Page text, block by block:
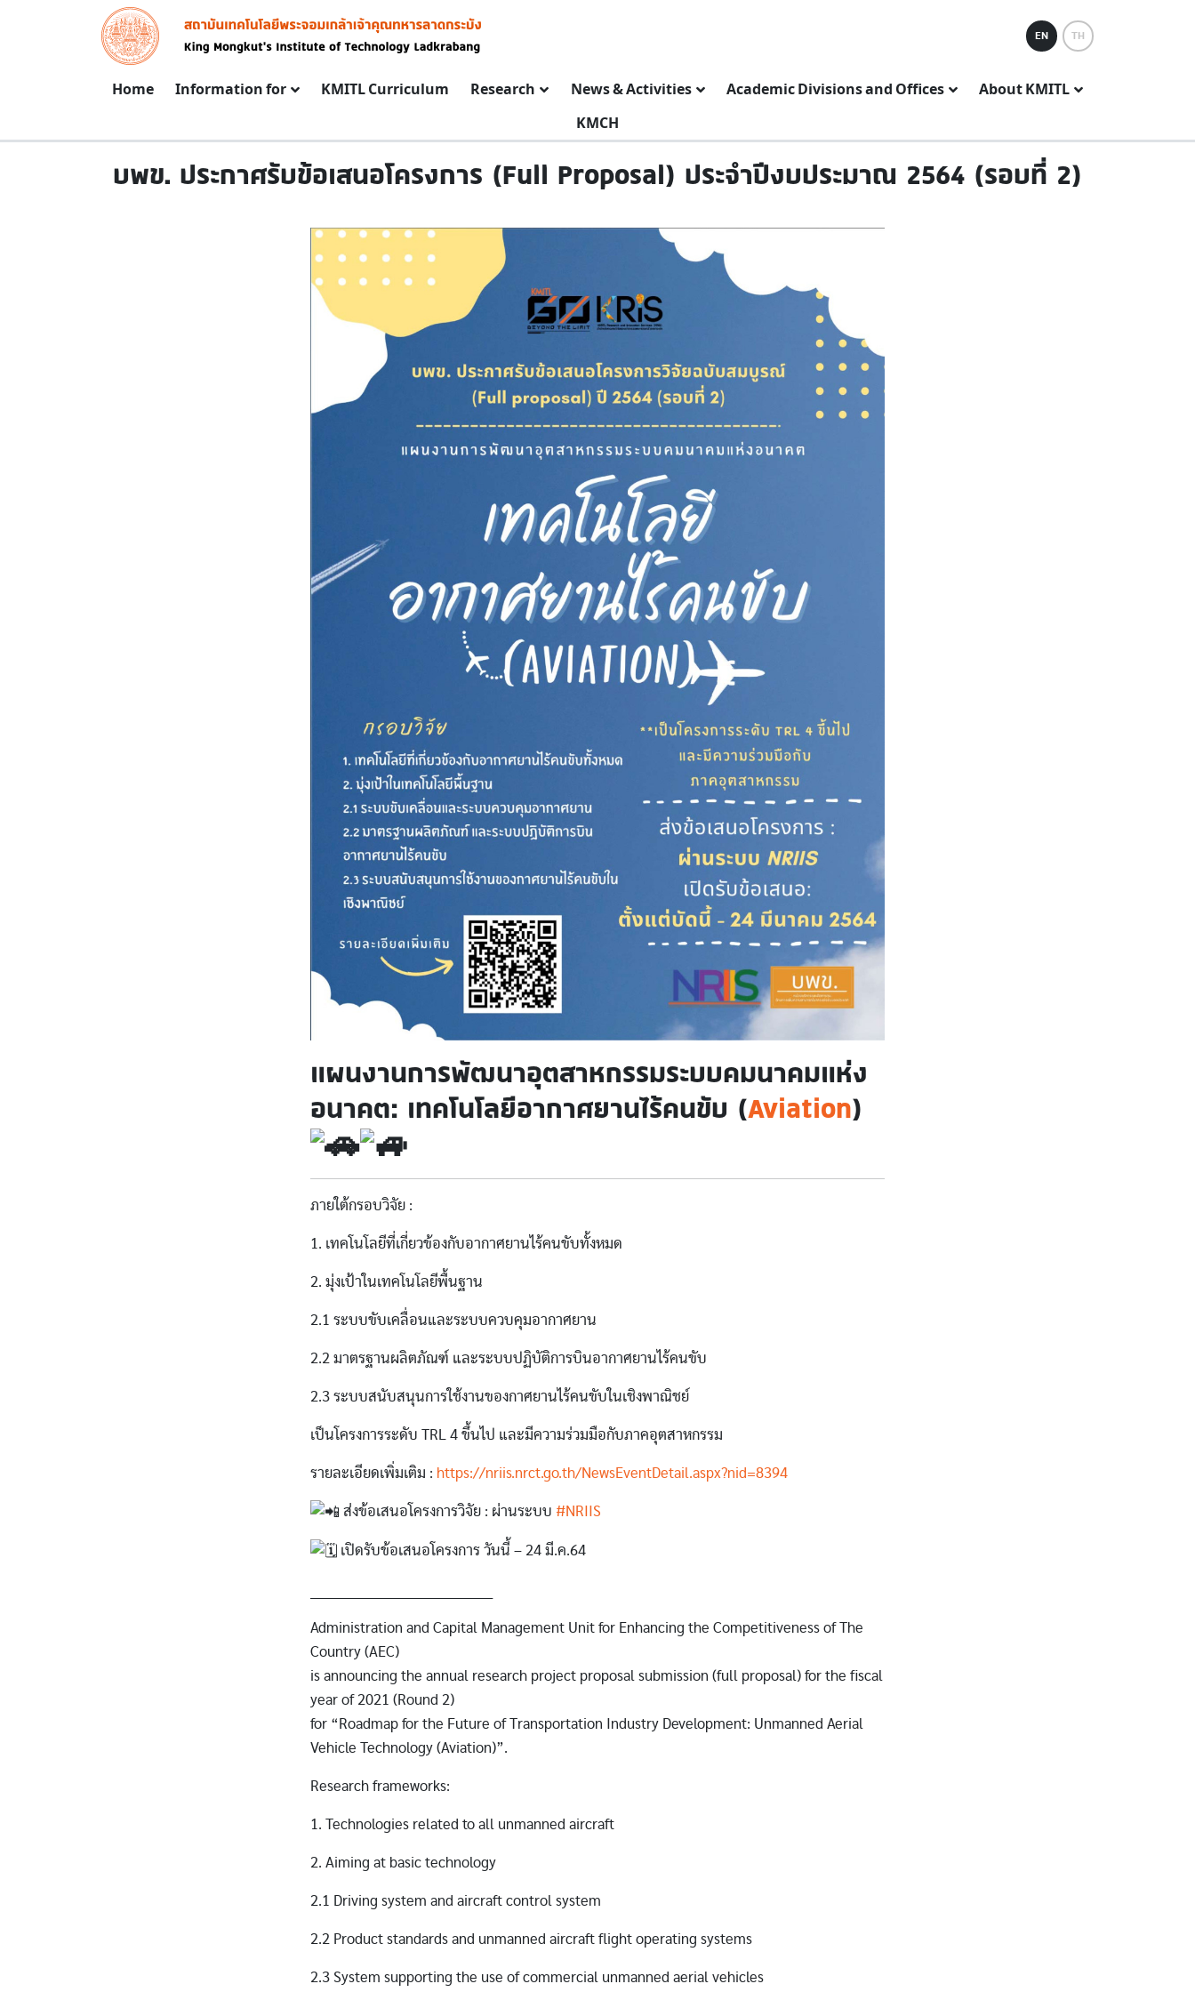
Skip to main content
Image
EN TH
Main navigation
Home Information for KMITL Curriculum Research News & Activities Academic Divisions and Offices
About KMITL
KMCH
บพข. ประกาศรับข้อเสนอโครงการ (Full Proposal) ประจำปีงบประมาณ 2564 (รอบที่ 2)
แผนงานการพัฒนาอุตสาหกรรมระบบคมนาคมแห่ง
อนาคต: เทคโนโลยีอากาศยานไร้คนขับ (Aviation)
ภายใต้กรอบวิจัย :
1. เทคโนโลยีที่เกี่ยวข้องกับอากาศยานไร้คนขับทั้งหมด
2. มุ่งเป้าในเทคโนโลยีพื้นฐาน
2.1 ระบบขับเคลื่อนและระบบควบคุมอากาศยาน
2.2 มาตรฐานผลิตภัณฑ์ และระบบปฏิบัติการบินอากาศยานไร้คนขับ
2.3 ระบบสนับสนุนการใช้งานของกาศยานไร้คนขับในเชิงพาณิชย์
เป็นโครงการระดับ TRL 4 ขึ้นไป และมีความร่วมมือกับภาคอุตสาหกรรม
รายละเอียดเพิ่มเติม : https://nriis.nrct.go.th/NewsEventDetail.aspx?nid=8394
ส่งข้อเสนอโครงการวิจัย : ผ่านระบบ#NRIIS
เปิดรับข้อเสนอโครงการ วันนี้ – 24 มี.ค.64
Administration and Capital Management Unit for Enhancing the Competitiveness of The
Country (AEC)
is announcing the annual research project proposal submission (full proposal) for the fiscal
year of 2021 (Round 2)
for “Roadmap for the Future of Transportation Industry Development: Unmanned Aerial
Vehicle Technology (Aviation)”.
Research frameworks:
1. Technologies related to all unmanned aircraft
2. Aiming at basic technology
2.1 Driving system and aircraft control system
2.2 Product standards and unmanned aircraft flight operating systems
2.3 System supporting the use of commercial unmanned aerial vehicles